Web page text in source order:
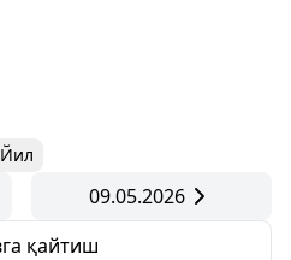
Йил
09.05.2026
қайтиш